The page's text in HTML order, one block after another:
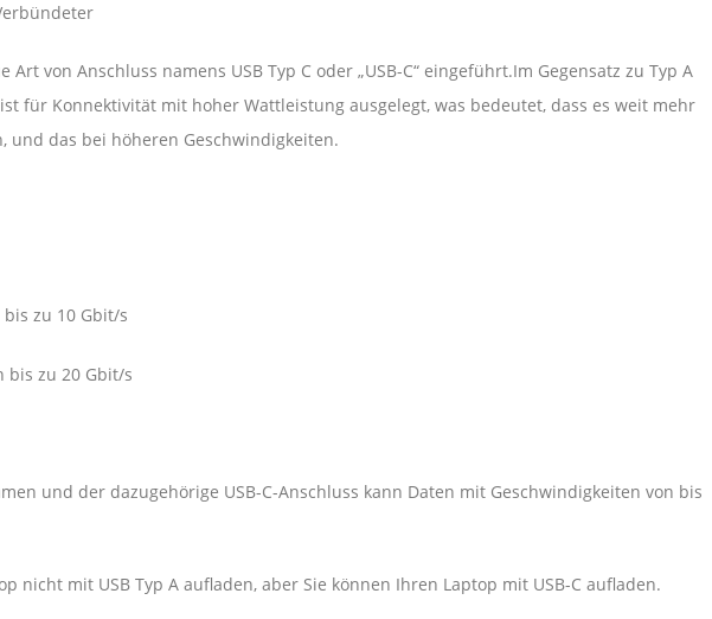
von Anschluss namens USB Typ C oder „USB-C“ eingeführt.Im Gegensatz zu Typ A
ist für Konnektivität mit hoher Wattleistung ausgelegt, was bedeutet, dass es weit mehr
und das bei höheren Geschwindigkeiten.
bis zu 10 Gbit/s
bis zu 20 Gbit/s
und der dazugehörige USB-C-Anschluss kann Daten mit Geschwindigkeiten von bis
nicht mit USB Typ A aufladen, aber Sie können Ihren Laptop mit USB-C aufladen.